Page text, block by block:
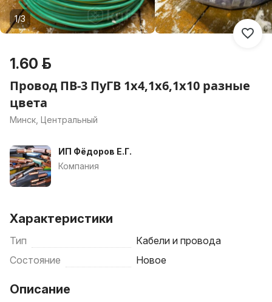
1/3
1.60 р.
Провод ПВ-3 ПуГВ 1х4,1х6,1х10 разные
цвета
Минск, Центральный
ИП Фёдоров Е.Г.
Компания
Характеристики
Тип
Кабели и провода
Состояние
Новое
Описание